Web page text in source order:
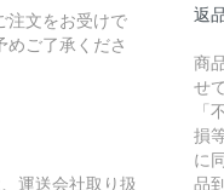
文をお受けで
めご了承くださ
運送会社取り扱
返
商
せ
「
損
に
品